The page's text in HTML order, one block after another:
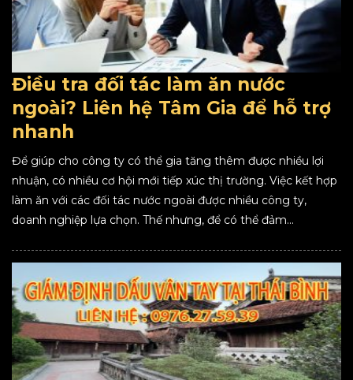
Điều tra đối tác làm ăn nước
ngoài? Liên hệ Tâm Gia để hỗ trợ
nhanh
Để giúp cho công ty có thể gia tăng thêm được nhiều lợi
nhuận, có nhiều cơ hội mới tiếp xúc thị trường. Việc kết hợp
làm ăn với các đối tác nước ngoài được nhiều công ty,
doanh nghiệp lựa chọn. Thế nhưng, để có thể đảm...